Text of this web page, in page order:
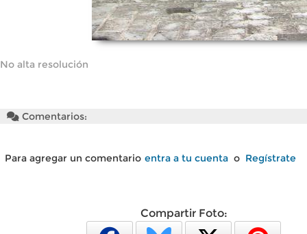
No alta resolución
Comentarios:
Para agregar un comentario entra a tu cuenta o Regístrate
Compartir Foto: